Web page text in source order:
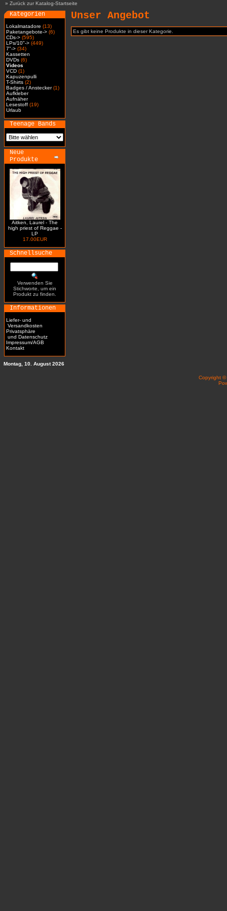
» Zurück zur Katalog-Startseite
Kategorien
Lokalmatadore (13)
Paketangebote-> (6)
CDs-> (595)
LPs/10"-> (449)
7"-> (34)
Kassetten
DVDs (6)
Videos
VCD (1)
Kapuzenpulli
T-Shirts (2)
Badges / Anstecker(1)
Aufkleber
Aufnäher
Lesestoff (19)
Urlaub
Teenage Bands
Neue
Produkte
Aitken, Laurel - The
high priest of Reggae -
LP
17.00EUR
Schnellsuche
Verwenden Sie
Stichworte, um ein
Produkt zu finden.
Informationen
Liefer- und
Versandkosten
Privatsphäre
und Datenschutz
Impressum/AGB
Kontakt
Unser Angebot
Es gibt keine Produkte in dieser Kategorie.
Montag, 10. August 2026
Copyright